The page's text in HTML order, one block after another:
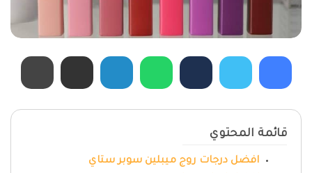
قائمة المحتوي
افضل درجات روج ميبلين سوبر ستاي